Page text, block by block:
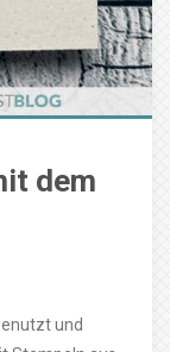
dem
und